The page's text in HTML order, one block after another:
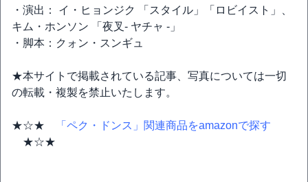
・演出： イ・ヒョンジク 「スタイル」「ロビイスト」、
キム・ホンソン 「夜叉- ヤチャ -」
・脚本：クォン・スンギュ
★本サイトで掲載されている記事、写真については一切
の転載・複製を禁止いたします。
★☆★
「ペク・ドンス」関連商品をamazonで探す
★☆★